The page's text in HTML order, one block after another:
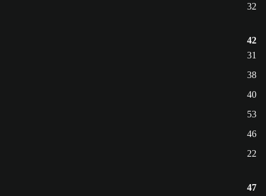
32
42
31
38
40
53
46
22
47